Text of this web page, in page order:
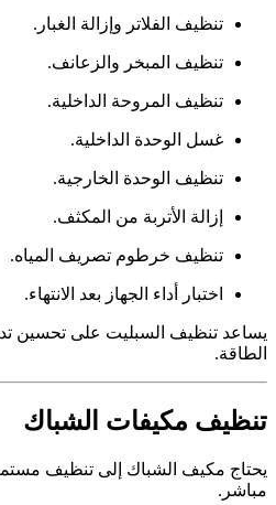
تنظيف الفلاتر وإزالة الغبار.
تنظيف المبخر والزعانف.
تنظيف المروحة الداخلية.
غسل الوحدة الداخلية.
تنظيف الوحدة الخارجية.
إزالة الأتربة من المكثف.
تنظيف خرطوم تصريف المياه.
اختبار أداء الجهاز بعد الانتهاء.
يساعد تنظيف السبليت على تحسين
الطاقة.
تنظيف مكيفات الشباك
يحتاج مكيف الشباك إلى تنظيف
مباشر.